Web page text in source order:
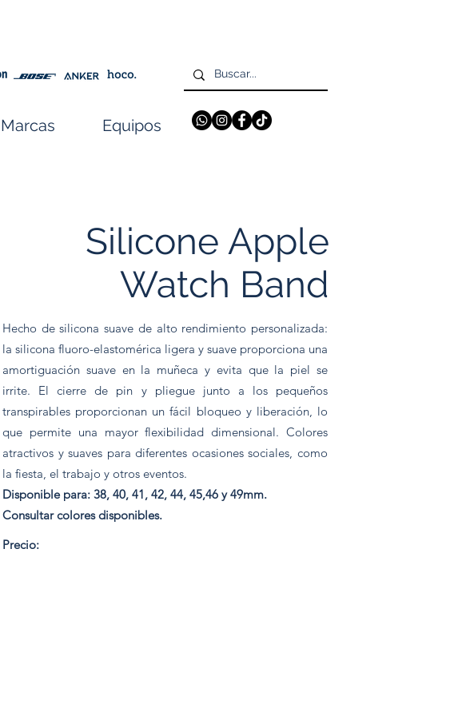
Silicone Apple
Watch Band
Hecho de silicona suave de alto rendimiento personalizada:
la silicona fluoro-elastomérica ligera y suave proporciona una
amortiguación suave en la muñeca y evita que la piel se
irrite. El cierre de pin y pliegue junto a los pequeños
transpirables proporcionan un fácil bloqueo y liberación, lo
que permite una mayor flexibilidad dimensional. Colores
atractivos y suaves para diferentes ocasiones sociales, como
la fiesta, el trabajo y otros eventos.
Disponible para: 38, 40, 41, 42, 44, 45,46 y 49mm.
Consultar colores disponibles.
Precio:
Marcas Equipos